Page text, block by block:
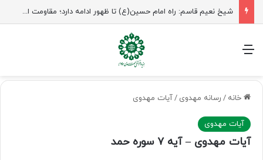
راهپیمایی اربعین، رزمایش منتظران ظهور
منو
خانه / رسانه مهدوی /آیات مهدوی
آیات مهدوی
آیات مهدوی – آیه ۷ سوره حمد